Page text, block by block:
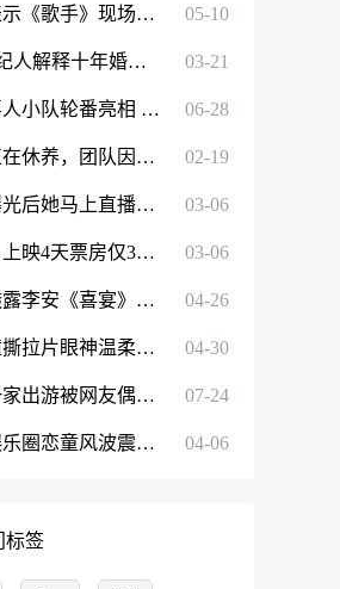
那英表示《歌手》现场直播有压力 自从知道这个消息每天做噩梦 05-10
大S经纪人解释十年婚姻二死一重伤：两个孩子流产和生产元气大伤 03-21
20组喜人小队轮番亮相 腾讯视频《喜人奇妙夜》欢乐来袭！ 06-28
周深正在休养，团队因其演唱会取消再次致歉：感谢大家的理解与包容 02-19
丑闻曝光后她马上直播带货？网友：她很美，但令人作呕 03-06
笑了！上映4天票房仅36万元，贾玲把张晋这部新片打惨了 03-06
陈冲透露李安《喜宴》重拍新版 她本人也将参演 04-26
钟欣潼撕拉片眼神温柔似水状态好 04-30
沈腾一家出游被网友偶遇！王琦穿T恤纯素颜出镜，尽显端庄大气美 07-24
韩国娱乐圈恋童风波震荡！女团MV有大量擦边元素，评论区被惨喷要求下架 04-06
标签